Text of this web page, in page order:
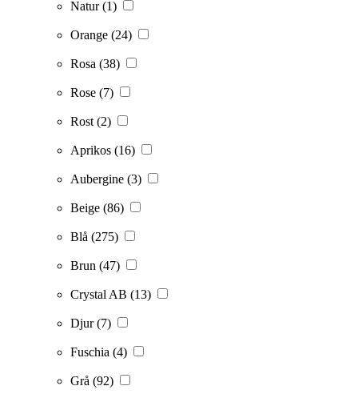
Natur(1)
Orange (24)
Rosa (38)
Rose (7)
Rost (2)
Aprikos (16)
Aubergine (3)
Beige (86)
Blå (275)
Brun (47)
Crystal AB (13)
Djur(7)
Fuschia (4)
Grå (92)